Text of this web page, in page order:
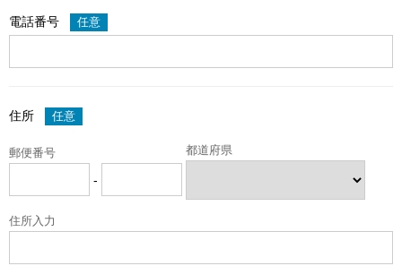
電話番号 任意
住所 任意
郵便番号
-
都道府県
住所入力